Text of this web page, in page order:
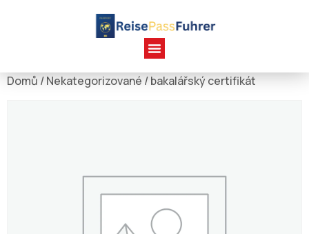
Domů /Nekategorizované / bakalářský certifikát